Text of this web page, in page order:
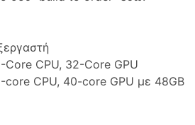
CPU, 32-Core GPU
CPU, 40-core GPU με 48GB